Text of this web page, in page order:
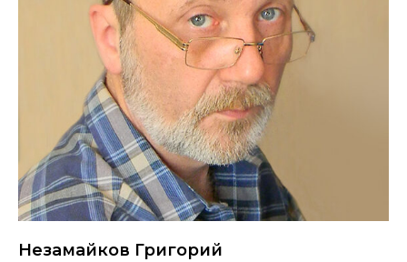
Незамайков Григорий